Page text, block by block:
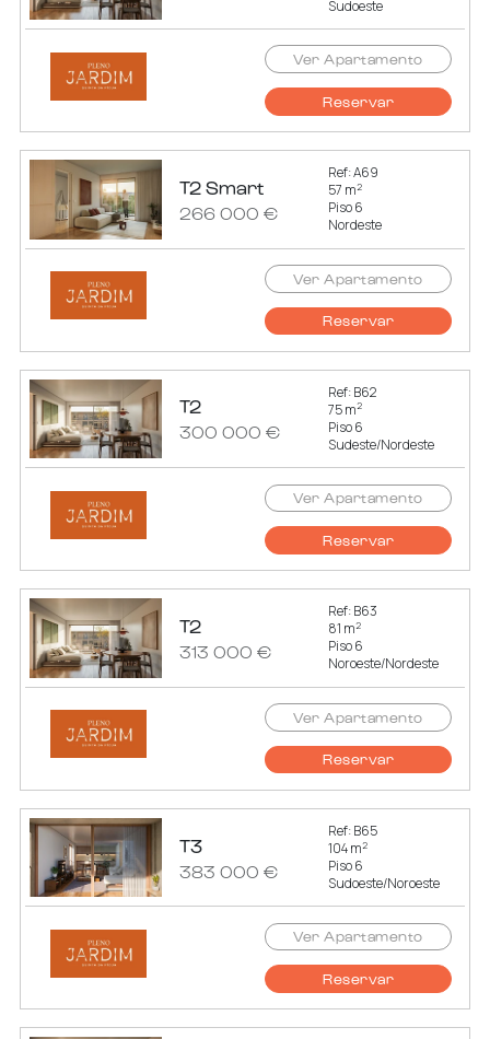
Sudoeste
Ver Apartamento
Reservar
T2 Smart
266 000 €
Ref: A69
57 m2
Piso 6
Nordeste
Ver Apartamento
Reservar
T2
300 000 €
Ref: B62
75 m2
Piso 6
Sudeste/Nordeste
Ver Apartamento
Reservar
T2
313 000 €
Ref: B63
81 m2
Piso 6
Noroeste/Nordeste
Ver Apartamento
Reservar
T3
383 000 €
Ref: B65
104 m2
Piso 6
Sudoeste/Noroeste
Ver Apartamento
Reservar